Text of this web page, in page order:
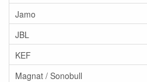
Jamo
JBL
KEF
Magnat / Sonobull